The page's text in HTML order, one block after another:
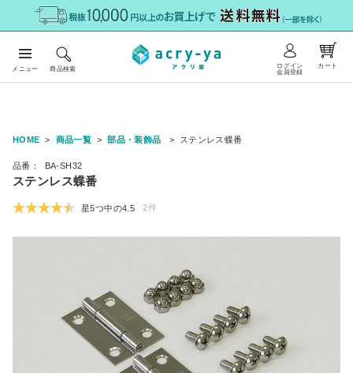
メニュー 商品検索
ログイン
会員登録
カート
HOME 商品一覧 部品・装飾品 ステンレス蝶番
品番： BA-SH32
ステンレス蝶番
星5つ中の4.5 2件